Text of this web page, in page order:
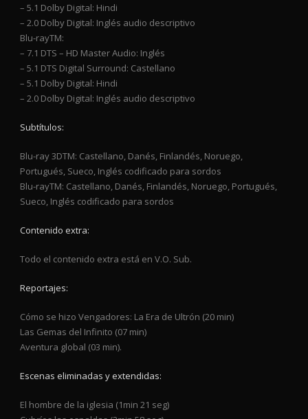
– 5.1 Dolby Digital: Hindi
– 2.0 Dolby Digital: Inglés audio descriptivo
Blu-rayTM:
– 7.1 DTS – HD Master Audio: Inglés
– 5.1 DTS Digital Surround: Castellano
– 5.1 Dolby Digital: Hindi
– 2.0 Dolby Digital: Inglés audio descriptivo
Subtítulos:
Blu-ray 3DTM: Castellano, Danés, Finlandés, Noruego,
Portugués, Sueco, Inglés codificado para sordos
Blu-rayTM: Castellano, Danés, Finlandés, Noruego, Portugués,
Sueco, Inglés codificado para sordos
Contenido extra:
Todo el contenido extra está en V.O. Sub.
Reportajes:
Cómo se hizo Vengadores: La Era de Ultrón (20 min)
Las Gemas del Infinito (07 min)
Aventura global (03 min).
Escenas eliminadas y extendidas:
El hombre de la iglesia (1min 21 seg)